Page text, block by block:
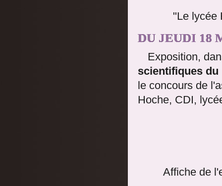
"Le lycée
DU JEUDI 18
Exposition,
scientifiques du
le concours de
Hoche, CDI,
Affiche de